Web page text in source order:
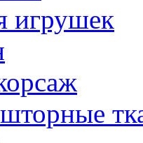
игрушек